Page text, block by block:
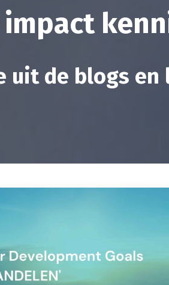
uit de blogs en